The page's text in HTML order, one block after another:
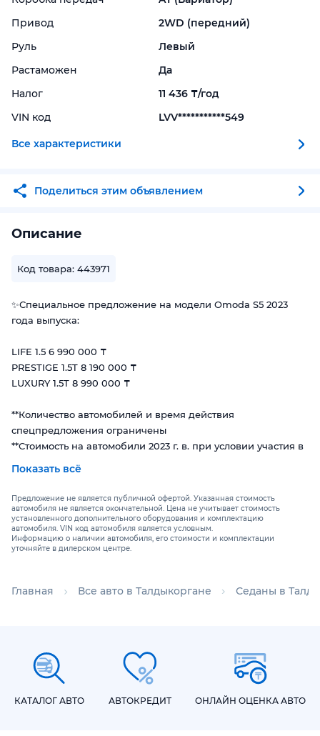
Привод
2WD (передний)
Руль
Левый
Растаможен
Да
Налог
11 436 ₸/год
VIN код
LVV***********549
Все характеристики
Поделиться этим объявлением
Описание
Код товара: 443971
✨Специальное предложение на модели Omoda S5 2023
года выпуска:
LIFE 1.5 6 990 000 ₸
PRESTIGE 1.5T 8 190 000 ₸
LUXURY 1.5T 8 990 000 ₸
**Количество автомобилей и время действия
спецпредложения ограничены
**Стоимость на автомобили 2023 г. в. при условии участия в
ОСНОВНЫЕ ХАРАКТЕРИСТИКИ
Новый OMODA S5 – воплощение современного стиля и
технологий в мире автомобилей!
светодиодной умной оптикой. Фары модели оснащены
радиусом 17”. Совместно с фирменной радиаторной
решёткой «Star Diamond» они делают автомобиль
визуально крупнее.
Показать всё
Предложение не является публичной офертой. Указанная стоимость
автомобиля не является окончательной. Цена не учитывает стоимость
установленного дополнительного оборудования и комплектацию
автомобиля. VIN код автомобиля является условным.
Информацию о наличии автомобиля, его стоимости и комплектации
уточняйте в дилерском центре.
Главная Все авто в Талдыкоргане Седаны в
КАТАЛОГ АВТО АВТОКРЕДИТ ОНЛАЙН ОЦЕНКА АВТО